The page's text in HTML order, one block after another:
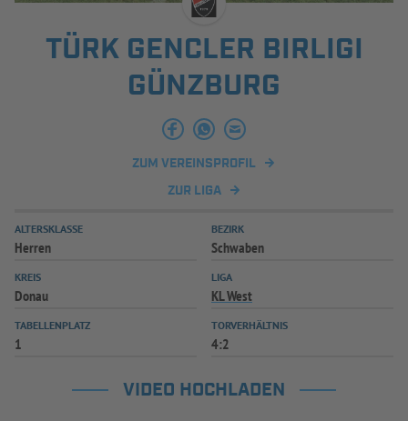
INFOTHEK SPIELPLUS
TÜRK GENCLER BIRLIGI
GÜNZBURG
ZUM VEREINSPROFIL
ZUR LIGA
ALTERSKLASSE
Herren
BEZIRK
Schwaben
KREIS
Donau
LIGA
KL West
TABELLENPLATZ
1
TORVERHÄLTNIS
4:2
VIDEO HOCHLADEN